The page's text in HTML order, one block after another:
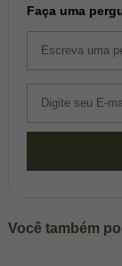
Faça uma
Você também